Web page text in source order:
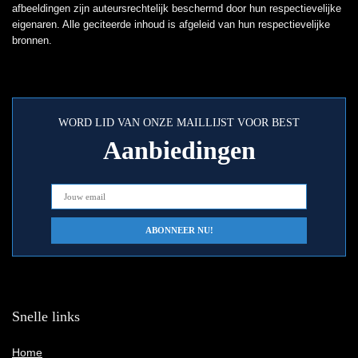
afbeeldingen zijn auteursrechtelijk beschermd door hun respectievelijke
eigenaren. Alle geciteerde inhoud is afgeleid van hun respectievelijke
bronnen.
WORD LID VAN ONZE MAILLIJST VOOR BEST
Aanbiedingen
Snelle links
Home